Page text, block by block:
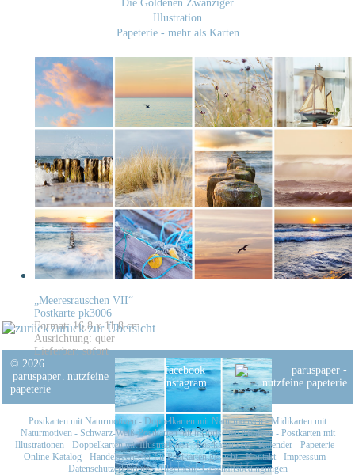
Die Goldenen Zwanziger
Illustration
Papeterie - mehr als Karten
„Meeresrauschen VII“
Postkarte pk3006
Format: 16,8 x 11,8 cm
Ausrichtung: quer
Lieferbar: sofort
zurück zur Übersicht
© 2026
paruspaper. nutzfeine
papeterie
facebook
instagram
Postkarten mit Naturmotiven - Doppelkarten mit Naturmotiven-Midikarten mit
Naturmotiven- Schwarz-Weiß-Postkarten mit historischen Motiven- Postkarten mit
Illustrationen - Doppelkarten mit Illustrationen-Postkartensets-Kalender - Papeterie -
Online-Katalog - Handelsvertreter für Postkarten gesucht-Kontakt - Impressum -
Datenschutzerklärung-Allgemeine Geschäftsbedingungen